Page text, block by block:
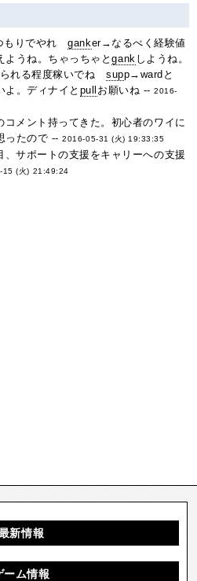
もりでやれganker→なるべく経験値
ようね。ちゃっちゃとgank しようね。
れる程度稼いでねsupp→wardと
よ。ディナイと pull お願いね --2016-
コメント持ってきた。初心者のワイに
ったので --2016-05-31 (火) 19:33:35
、サポートの支援をキャリーへの支援
15 (火) 21:49:24
新情報
ーム情報